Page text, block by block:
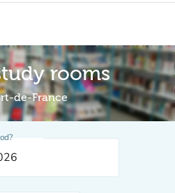
rooms
de-France